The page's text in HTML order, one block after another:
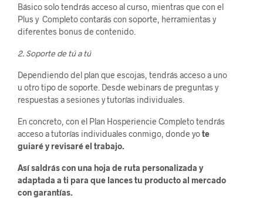
Básico solo tendrás acceso al curso, mientras que con el
Plus y Completo contarás con soporte, herramientas y
diferentes bonus de contenido.
2. Soporte de tú a tú
Dependiendo del plan que escojas, tendrás acceso a uno
u otro tipo de soporte. Desde webinars de preguntas y
respuestas a sesiones y tutorías individuales.
En concreto, con el Plan Hosperiencie Completo tendrás
acceso a tutorías individuales conmigo, donde yote
guiaré y revisaré el trabajo.
Así saldrás con una hoja de ruta personalizada y
adaptada a ti para que lances tu producto al mercado
con garantías.